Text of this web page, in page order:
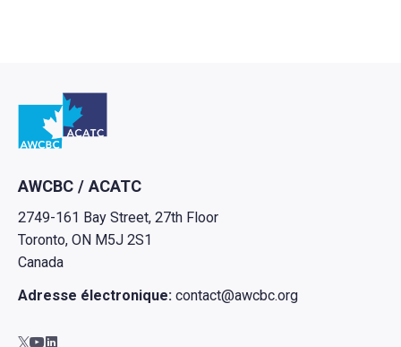
Retour à l'Accueil
AWCBC / ACATC
2749-161 Bay Street, 27th Floor
Toronto, ON M5J 2S1
Canada
Adresse électronique:contact@awcbc.org
Aller à AWCBC / ACATC twitter in new tab
Aller à AWCBC / ACATC youtube in new tab